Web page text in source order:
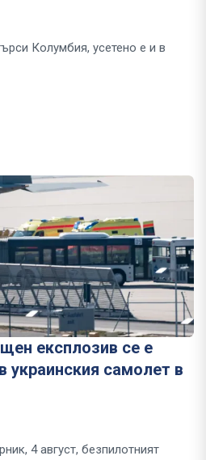
Колумбия, усетено е и в
експлозив се е
украинския самолет в
4 август, безпилотният